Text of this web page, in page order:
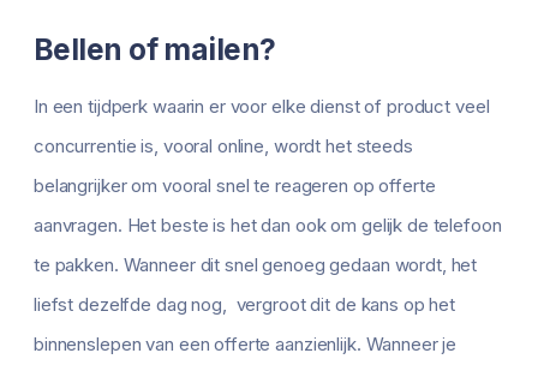
Bellen of mailen?
In een tijdperk waarin er voor elke dienst of product veel
concurrentie is, vooral online, wordt het steeds
belangrijker om vooral snel te reageren op offerte
aanvragen. Het beste is het dan ook om gelijk de telefoon
te pakken. Wanneer dit snel genoeg gedaan wordt, het
liefst dezelfde dag nog, vergroot dit de kans op het
binnenslepen van een offerte aanzienlijk. Wanneer je